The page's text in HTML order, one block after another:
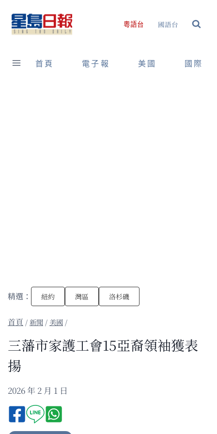
content
粵語台 國語台
首頁 電子報 美國 國際
精選： 紐約 灣區 洛杉磯
/新聞 / 美國 /
三藩市家護工會15亞裔領袖獲表
揚
2026 年 2 月 1 日